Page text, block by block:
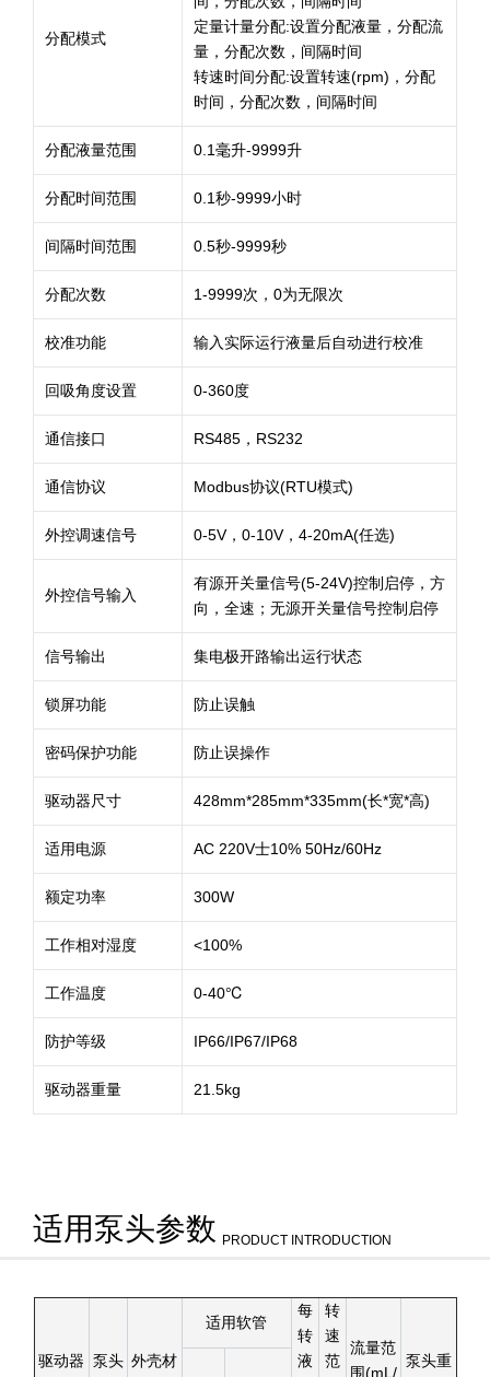
分配模式
定量计量分配:设置分配液量，分配流
量，分配次数，间隔时间
转速时间分配:设置转速(rpm)，分配
时间，分配次数，间隔时间
分配液量范围 0.1毫升-9999升
分配时间范围 0.1秒-9999小时
间隔时间范围 0.5秒-9999秒
分配次数 1-9999次，0为无限次
校准功能 输入实际运行液量后自动进行校准
回吸角度设置 0-360度
通信接口 RS485，RS232
通信协议 Modbus协议(RTU模式)
外控调速信号 0-5V，0-10V，4-20mA(任选)
外控信号输入
有源开关量信号(5-24V)控制启停，方
向，全速；无源开关量信号控制启停
信号输出 集电极开路输出运行状态
锁屏功能 防止误触
密码保护功能 防止误操作
驱动器尺寸 428mm*285mm*335mm(长*宽*高)
适用电源 AC 220V士10% 50Hz/60Hz
额定功率 300W
工作相对湿度 <100%
工作温度 0-40℃
防护等级 IP66/IP67/IP68
驱动器重量 21.5kg
适用泵头参数 PRODUCT INTRODUCTION
驱动器 泵头 外壳材
适用软管
每
转
液
转
速
范
流量范
围(mL/
泵头重